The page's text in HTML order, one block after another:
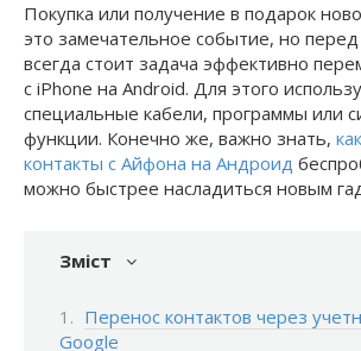
Покупка или получение в подарок
это замечательное событие, но
всегда стоит задача эффективно
с iPhone на Android. Для этого
специальные кабели, программы или
функции. Конечно же, важно знать,
контакты с Айфона на Андроид
можно быстрее насладиться новым
Зміст
Перенос контактов через
Google